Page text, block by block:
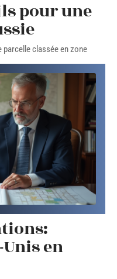
pour une
parcelle classée en zone
en